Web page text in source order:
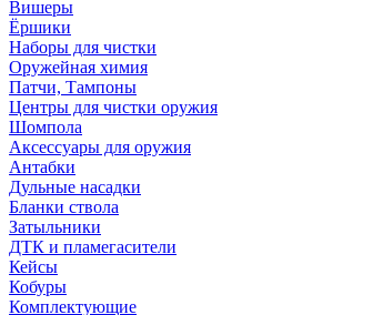
Вишеры
Ёршики
Наборы для чистки
Оружейная химия
Патчи, Тампоны
Центры для чистки оружия
Шомпола
Аксессуары для оружия
Антабки
Дульные насадки
Бланки ствола
Затыльники
ДТК и пламегасители
Кейсы
Кобуры
Комплектующие